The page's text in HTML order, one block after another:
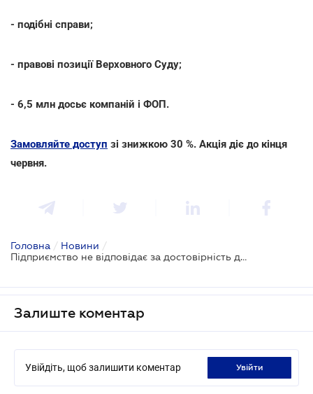
- подібні справи;
- правові позиції Верховного Суду;
- 6,5 млн досьє компаній і ФОП.
Замовляйте доступ зі знижкою 30 %. Акція діє до кінця
червня.
Головна / Новини /
Підприємство не відповідає за достовірність документів контрагента: рішення ВС
Залиште коментар
Увійдіть, щоб залишити коментар увійти